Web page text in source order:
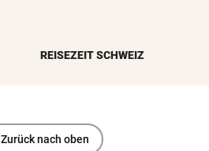
REISEZEIT SCHWEIZ
Zurück nach oben